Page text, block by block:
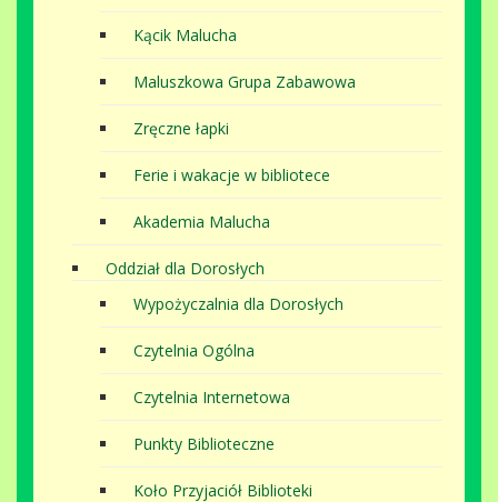
Kącik Malucha
Maluszkowa Grupa Zabawowa
Zręczne łapki
Ferie i wakacje w bibliotece
Akademia Malucha
Oddział dla Dorosłych
Wypożyczalnia dla Dorosłych
Czytelnia Ogólna
Czytelnia Internetowa
Punkty Biblioteczne
Koło Przyjaciół Biblioteki